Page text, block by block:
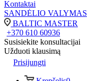
Kontaktai
SANDĖLIO VALYMAS
BALTIC MASTER
+370 610 60936
Susisiekite konsultacijai
Užduoti klausimą
Prisijungti